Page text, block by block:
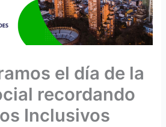
el día de la
recordando
Inclusivos